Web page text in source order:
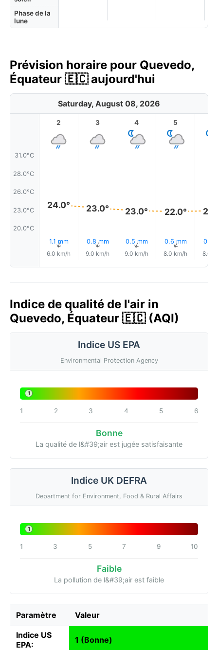
Phase de la
lune
Prévision horaire pour Quevedo,
Équateur 🇪🇨 aujourd'hui
Saturday, August 08, 2026
31.0°C
28.0°C
26.0°C
23.0°C
20.0°C
2
24.0°
1.1 mm
↑
6.0 km/h
3
23.0°
0.8 mm
↑
9.0 km/h
4
23.0°
0.5 mm
↑
9.0 km/h
5
22.0°
0.6 mm
↑
8.0 km/h
0.2
8.0
Indice de qualité de l'air in
Quevedo, Équateur 🇪🇨 (AQI)
Indice US EPA
Environmental Protection Agency
1
1 2 3 4 5 6
Bonne
La qualité de l&#39;air est jugée satisfaisante
Indice UK DEFRA
Department for Environment, Food & Rural Affairs
1
1 3 5 7 9 10
Faible
La pollution de l&#39;air est faible
Paramètre Valeur
Indice US
EPA:
1 (Bonne)